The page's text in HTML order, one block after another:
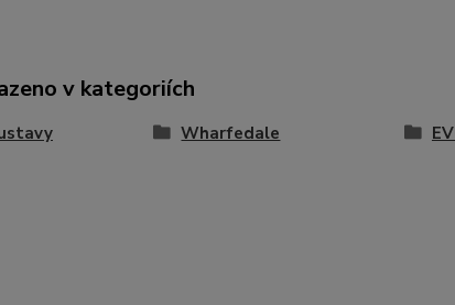
v kategoriích
Wharfedale